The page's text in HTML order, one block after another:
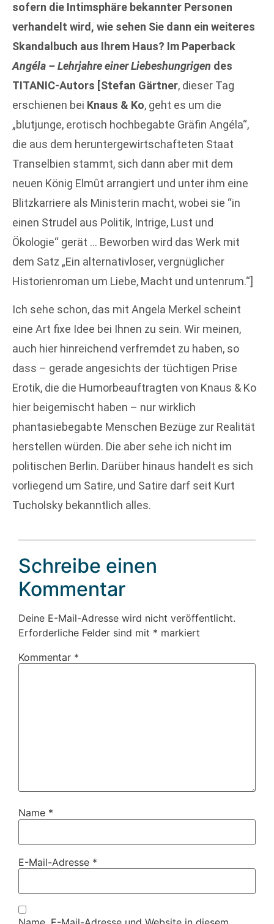
sofern die Intimsphäre bekannter Personen
verhandelt wird, wie sehen Sie dann ein weiteres
Skandalbuch aus Ihrem Haus? Im Paperback
Angéla – Lehrjahre einer Liebeshungrigen des
TITANIC-Autors [Stefan Gärtner, dieser Tag
erschienen bei Knaus & Ko, geht es um die
„blutjunge, erotisch hochbegabte Gräfin Angéla“,
die aus dem heruntergewirtschafteten Staat
Transelbien stammt, sich dann aber mit dem
neuen König Elmût arrangiert und unter ihm eine
Blitzkarriere als Ministerin macht, wobei sie “in
einen Strudel aus Politik, Intrige, Lust und
Ökologie“ gerät … Beworben wird das Werk mit
dem Satz „Ein alternativloser, vergnüglicher
Historienroman um Liebe, Macht und untenrum.“]
Ich sehe schon, das mit Angela Merkel scheint
eine Art fixe Idee bei Ihnen zu sein. Wir meinen,
auch hier hinreichend verfremdet zu haben, so
dass – gerade angesichts der tüchtigen Prise
Erotik, die die Humorbeauftragten von Knaus & Ko
hier beigemischt haben – nur wirklich
phantasiebegabte Menschen Bezüge zur Realität
herstellen würden. Die aber sehe ich nicht im
politischen Berlin. Darüber hinaus handelt es sich
vorliegend um Satire, und Satire darf seit Kurt
Tucholsky bekanntlich alles.
Schreibe einen
Kommentar
Deine E-Mail-Adresse wird nicht veröffentlicht.
Erforderliche Felder sind mit * markiert
Kommentar *
Name *
E-Mail-Adresse *